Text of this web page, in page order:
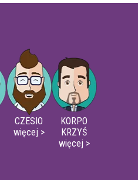
CZESIO
więcej >
KORPO
KRZYŚ
więcej >